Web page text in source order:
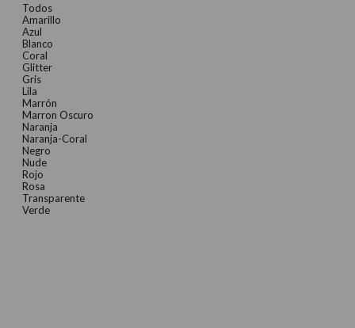
Todos
Amarillo
Azul
Blanco
Coral
Glitter
Gris
Lila
Marrón
Marron Oscuro
Naranja
Naranja-Coral
Negro
Nude
Rojo
Rosa
Transparente
Verde